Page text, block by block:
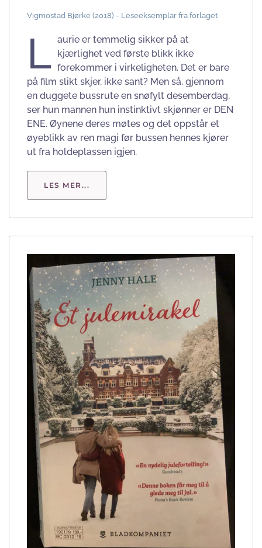
Vigmostad Bjørke (2018) - Leseeksemplar fra forlaget
L aurie er temmelig sikker på at
kjærlighet ved første blikk ikke
forekommer i virkeligheten. Det er bare
på film slikt skjer, ikke sant? Men så, gjennom
en duggete bussrute en snøfylt desemberdag,
ser hun mannen hun instinktivt skjønner er DEN
ENE. Øynene deres møtes og det oppstår et
øyeblikk av ren magi før bussen hennes kjører
ut fra holdeplassen igjen.
LES MER...